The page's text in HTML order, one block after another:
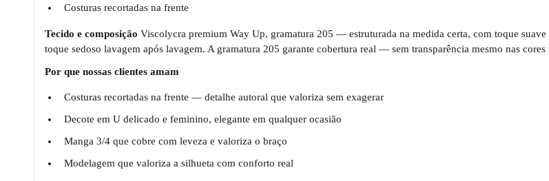
Costuras recortadas na frente
Tecido e composição Viscolycra premium Way Up, gramatura 205 — estruturada na medida certa, com toque
toque sedoso lavagem após lavagem. A gramatura 205 garante cobertura real — sem transparência mesmo nas
Por que nossas clientes amam
Costuras recortadas na frente — detalhe autoral que valoriza sem exagerar
Decote em U delicado e feminino, elegante em qualquer ocasião
Manga 3/4 que cobre com leveza e valoriza o braço
Modelagem que valoriza a silhueta com conforto real